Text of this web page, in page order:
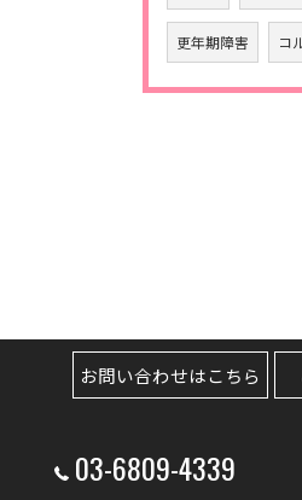
更年期障害 コ
03-6809-4339
お問い合わせはこちら